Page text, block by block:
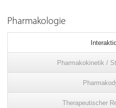
Pharmakologie
Pharmakokinetik /
Therapeutischer